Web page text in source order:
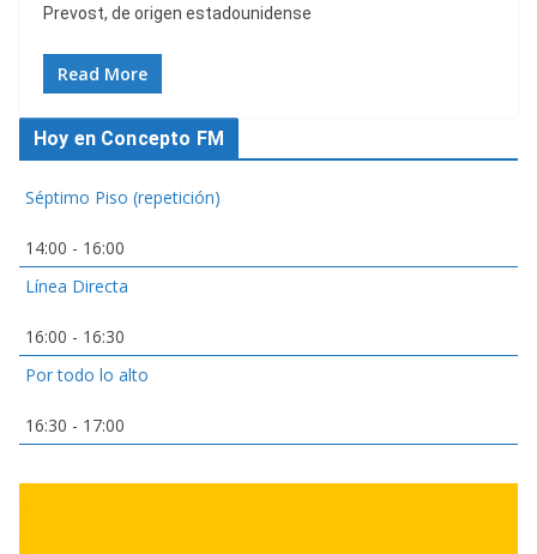
Prevost, de origen estadounidense
Read More
Hoy en Concepto FM
Séptimo Piso (repetición)
14:00 - 16:00
Línea Directa
16:00 - 16:30
Por todo lo alto
16:30 - 17:00